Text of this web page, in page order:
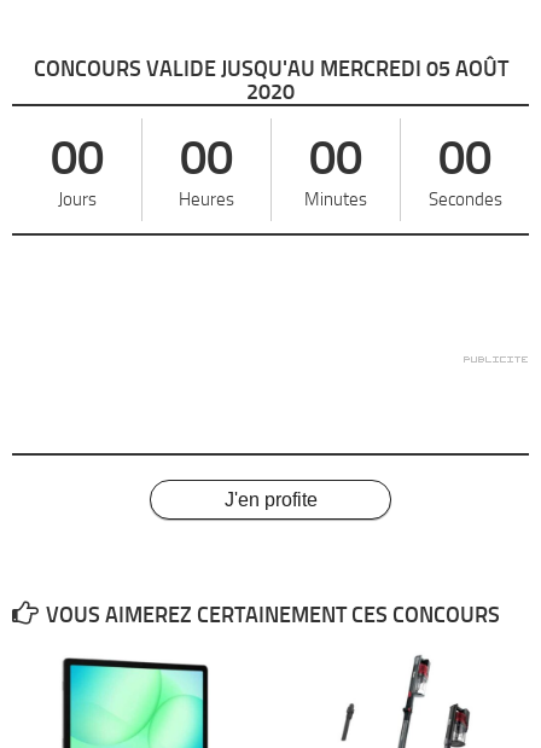
CONCOURS VALIDE JUSQU'AU MERCREDI 05 AOÛT
2020
00
Jours
00
Heures
00
Minutes
00
Secondes
J'en profite
VOUS AIMEREZ CERTAINEMENT CES CONCOURS